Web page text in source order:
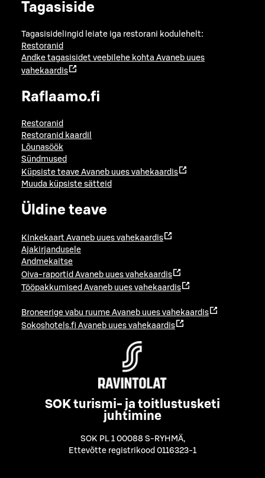
Tagasiside
Tagasisidelingid leiate iga restorani kodulehelt:
Restoranid
Andke tagasisidet veebilehe kohta Avaneb uues
vahekaardis
Raflaamo.fi
Restoranid
Restoranid kaardil
Lõunasöök
Sündmused
Küpsiste teave Avaneb uues vahekaardis
Muuda küpsiste sätteid
Üldine teave
Kinkekaart Avaneb uues vahekaardis
Ajakirjandusele
Andmekaitse
Oiva-raportid Avaneb uues vahekaardis
Tööpakkumised Avaneb uues vahekaardis
Broneerige vabu ruume Avaneb uues vahekaardis
Sokoshotels.fi Avaneb uues vahekaardis
SOK turismi- ja toitlustusketi
juhtimine
SOK PL 1 00088 S-RYHMÄ,
Ettevõtte registrikood 0116323-1